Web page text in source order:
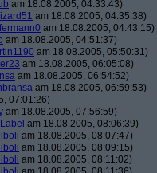
am 18.08.2005, 04:33:43)
am 18.08.2005, 04:35:38)
am 18.08.2005, 04:43:15)
am 18.08.2005, 04:51:37)
am 18.08.2005, 05:50:31)
am 18.08.2005, 06:05:08)
am 18.08.2005, 06:54:52)
am 18.08.2005, 06:59:53)
07:01:26)
am 18.08.2005, 07:56:59)
am 18.08.2005, 08:06:39)
am 18.08.2005, 08:07:47)
am 18.08.2005, 08:09:15)
am 18.08.2005, 08:11:02)